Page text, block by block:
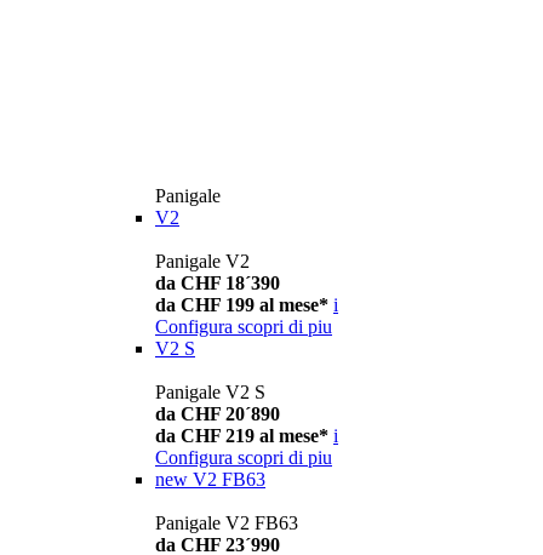
Panigale
V2
Panigale V2
da CHF 18´390
da CHF 199 al mese* i
Configura scopri di piu
V2 S
Panigale V2 S
da CHF 20´890
da CHF 219 al mese* i
Configura scopri di piu
new V2 FB63
Panigale V2 FB63
da CHF 23´990